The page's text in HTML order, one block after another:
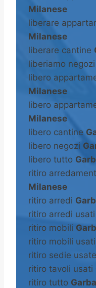
Milanese
liberare
Milanese
liberare cantine
liberiamo negozi
libero
Milanese
libero
Milanese
libero cantine
libero negozi
libero tutto
ritiro
Milanese
ritiro arredi
ritiro arredi usati
ritiro mobili
ritiro mobili usati
ritiro sedie usate
ritiro tavoli usati
ritiro tutto